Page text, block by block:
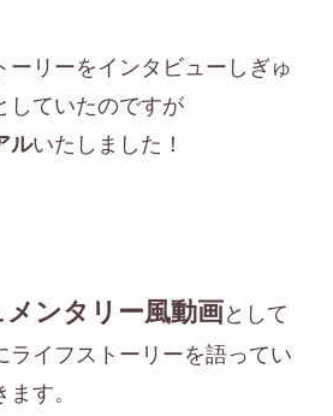
ーリーをインタビューしぎゅ
していたのですが
ルいたしました！
メンタリー風動画として
ライフストーリーを語ってい
す。